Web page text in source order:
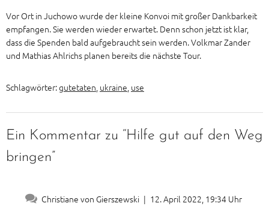
Vor Ort in Juchowo wurde der kleine Konvoi mit großer Dankbarkeit
empfangen. Sie werden wieder erwartet. Denn schon jetzt ist klar,
dass die Spenden bald aufgebraucht sein werden. Volkmar Zander
und Mathias Ahlrichs planen bereits die nächste Tour.
Schlagwörter:gutetaten, ukraine, use
Ein Kommentar zu “Hilfe gut auf den Weg
bringen”
Christiane von Gierszewski | 12. April 2022, 19:34 Uhr